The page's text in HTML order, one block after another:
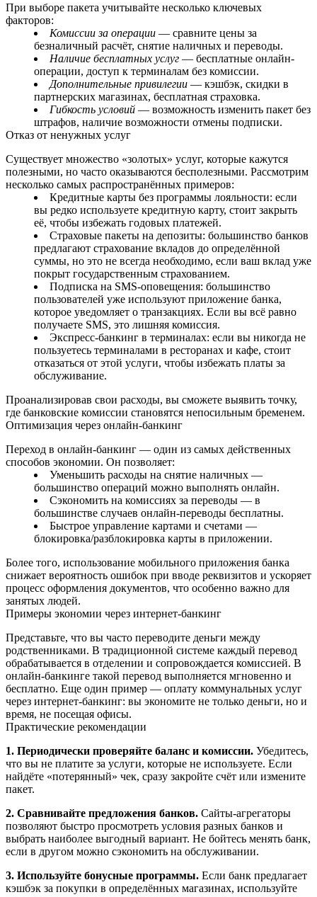
При выборе пакета учитывайте несколько ключевых
факторов:
Комиссии за операции — сравните цены за
безналичный расчёт, снятие наличных и переводы.
Наличие бесплатных услуг — бесплатные онлайн-
операции, доступ к терминалам без комиссии.
Дополнительные привилегии — кэшбэк, скидки в
партнерских магазинах, бесплатная страховка.
Гибкость условий — возможность изменить пакет без
штрафов, наличие возможности отмены подписки.
Отказ от ненужных услуг
Существует множество «золотых» услуг, которые кажутся
полезными, но часто оказываются бесполезными. Рассмотрим
несколько самых распространённых примеров:
Кредитные карты без программы лояльности: если
вы редко используете кредитную карту, стоит закрыть
её, чтобы избежать годовых платежей.
Страховые пакеты на депозиты: большинство банков
предлагают страхование вкладов до определённой
суммы, но это не всегда необходимо, если ваш вклад уже
покрыт государственным страхованием.
Подписка на SMS-оповещения: большинство
пользователей уже используют приложение банка,
которое уведомляет о транзакциях. Если вы всё равно
получаете SMS, это лишняя комиссия.
Экспресс-банкинг в терминалах: если вы никогда не
пользуетесь терминалами в ресторанах и кафе, стоит
отказаться от этой услуги, чтобы избежать платы за
обслуживание.
Проанализировав свои расходы, вы сможете выявить точку,
где банковские комиссии становятся непосильным бременем.
Оптимизация через онлайн‑банкинг
Переход в онлайн‑банкинг — один из самых действенных
способов экономии. Он позволяет:
Уменьшить расходы на снятие наличных —
большинство операций можно выполнять онлайн.
Сэкономить на комиссиях за переводы — в
большинстве случаев онлайн‑переводы бесплатны.
Быстрое управление картами и счетами —
блокировка/разблокировка карты в приложении.
Более того, использование мобильного приложения банка
снижает вероятность ошибок при вводе реквизитов и ускоряет
процесс оформления документов, что особенно важно для
занятых людей.
Примеры экономии через интернет‑банкинг
Представьте, что вы часто переводите деньги между
родственниками. В традиционной системе каждый перевод
обрабатывается в отделении и сопровождается комиссией. В
онлайн‑банкинге такой перевод выполняется мгновенно и
бесплатно. Еще один пример — оплату коммунальных услуг
через интернет‑банкинг: вы экономите не только деньги, но и
время, не посещая офисы.
Практические рекомендации
1. Периодически проверяйте баланс и комиссии. Убедитесь,
что вы не платите за услуги, которые не используете. Если
найдёте «потерянный» чек, сразу закройте счёт или измените
пакет.
2. Сравнивайте предложения банков. Сайты-агрегаторы
позволяют быстро просмотреть условия разных банков и
выбрать наиболее выгодный вариант. Не бойтесь менять банк,
если в другом можно сэкономить на обслуживании.
3. Используйте бонусные программы. Если банк предлагает
кэшбэк за покупки в определённых магазинах, используйте